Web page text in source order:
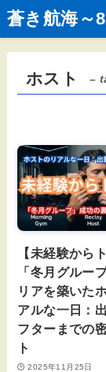
蒼き航海～
ホスト –
【未経験から
「冬月グルー
リアを築いた
アルな一日：
フターまでの
ト
2025年11月25日